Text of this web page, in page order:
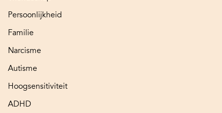
Persoonlijkheid
Familie
Narcisme
Autisme
Hoogsensitiviteit
ADHD